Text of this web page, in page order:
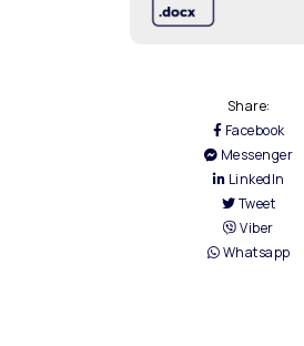
Share:
Facebook
Messenger
LinkedIn
Tweet
Viber
Whatsapp